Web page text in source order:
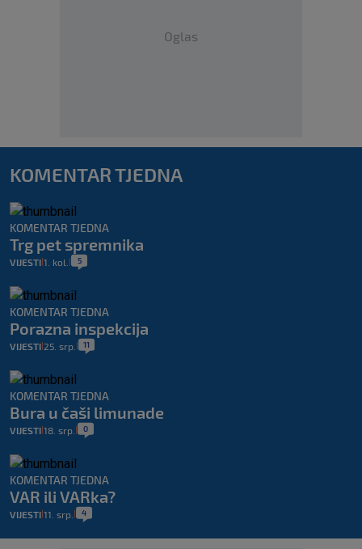
Oglas
KOMENTAR TJEDNA
KOMENTAR TJEDNA
Trg pet spremnika
VIJESTI 1. kol. 5
KOMENTAR TJEDNA
Porazna inspekcija
VIJESTI 25. srp. 11
KOMENTAR TJEDNA
Bura u čaši limunade
VIJESTI 18. srp. 0
KOMENTAR TJEDNA
VAR ili VARka?
VIJESTI 11. srp. 4